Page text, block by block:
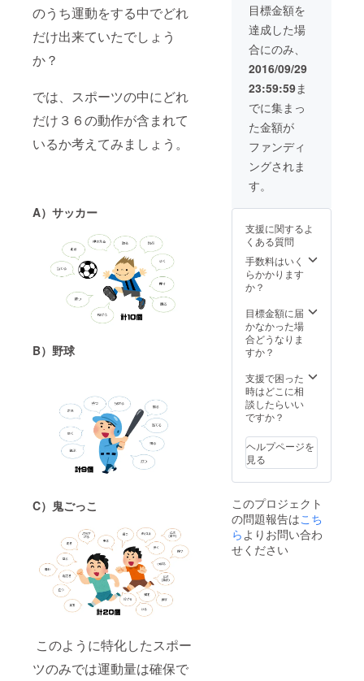
のうち運動をする中でどれ
だけ出来ていたでしょう
か？
では、スポーツの中にどれ
だけ３６の動作が含まれて
いるか考えてみましょう。
A）サッカー
B）野球
C）鬼ごっこ
このように特化したスポー
ツのみでは運動量は確保で
時レ
ポート
にて更
新しま
す！
ＪＭ／
ＪＬ メ
ン
ズ
S／
M／ L ※
備考欄
に【性
別とサ
イズ】
を必ず
ご指定
くださ
内容に
は随時
レポー
トにて
更新し
ます！
ろ・ス
カイブ
ルー ※
１６０
ｃｍの
女性で
メンズ
Ｓサイ
ズで
ちょう
どです
（参考
とし
ズをご
ださ
い】
ジュニ
ア
ＪＭ／
ン
ズ
S／
M／ L ※
に【性
別・サ
イズ・
カ
を必ず
ご指定
くださ
い。 ※
の内容
に関し
ては随
時レ
ポート
す。 ※
１組２
本入 ※
オール
サイズ
対応
（使用
前にサ
イズの
調整が
必要）
◆オリ
ジナル
ツで
カ
ラー：
黄緑・
きい
ろ・ス
ルー ※
１６０
ｃｍの
女性で
Ｓサイ
ズで
ちょう
どです
とし
て）
【サイ
ズをご
ださ
い】
ジュニ
ア
ＪＭ／
目標金額を
達成した場
合にのみ、
2016/09/29
23:59:59ま
でに集まっ
た金額が
ファンディ
ングされま
す。
支援に関するよ
くある質問
手数料はいく
らかかります
か？
目標金額に届
かなかった場
合どうなりま
すか？
支援で困った
時はどこに相
談したらいい
ですか？
ヘルプページを
見る
このプロジェクト
の問題報告はこち
ら よりお問い合わ
せください